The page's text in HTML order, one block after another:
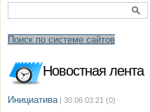
Поиск по системе сайтов
Новостная лента
Инициатива | 30.06 03:21 (0)